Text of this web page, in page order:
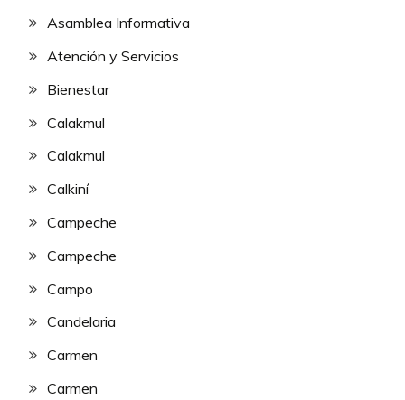
Asamblea Informativa
Atención y Servicios
Bienestar
Calakmul
Calakmul
Calkiní
Campeche
Campeche
Campo
Candelaria
Carmen
Carmen